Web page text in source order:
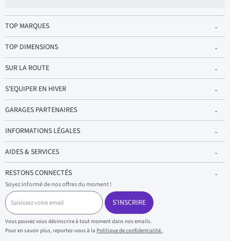
TOP MARQUES
TOP DIMENSIONS
SUR LA ROUTE
S'EQUIPER EN HIVER
GARAGES PARTENAIRES
INFORMATIONS LÉGALES
AIDES & SERVICES
RESTONS CONNECTÉS
Soyez informé de nos offres du moment !
S
a
i
s
i
s
S'INSCRIRE
Vous pouvez vous désinscrire à tout moment dans nos emails.
Pour en savoir plus, reportez-vous à la Politique de confidentialité..